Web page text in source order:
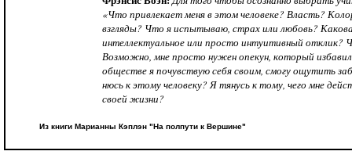
«Что привлекает меня в этом человеке? Власть?
взгляды? Что я испытываю, страх или любовь?
интеллектуальное или просто интуитивный
Возможно, мне просто нужен опекун, который
обществе я почувствую себя своим, смогу ощутить
нюсь к этому человеку? Я тянусь к тому, чего мне
своей жизни?
Из книги Марианны Кэплэн "На полпути к Вершине"